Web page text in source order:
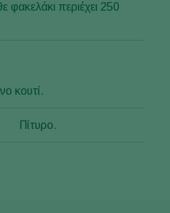
περιέχει 250
κουτί.
Πίτυρο.